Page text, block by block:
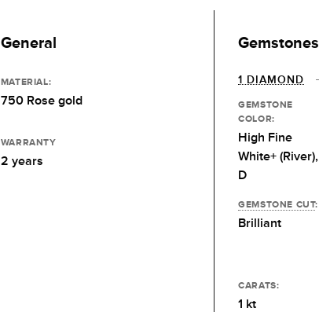
General
MATERIAL:
750 Rose gold
WARRANTY
2 years
Gemstones
1 DIAMOND
GEMSTONE
COLOR:
High Fine
White+ (River),
D
GEMSTONE CUT:
Brilliant
CARATS:
1 kt